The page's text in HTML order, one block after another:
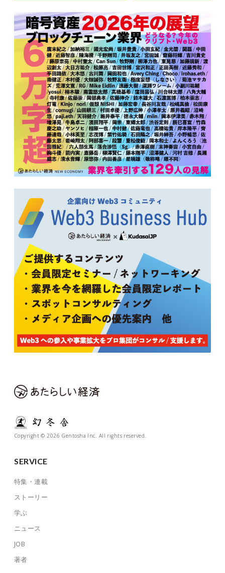
Copyright © 2026 Gentosha Inc. All rights reserved.
SERVICE
特集・連載
ストーリー
学ぶ
ニュース
JOB
著者